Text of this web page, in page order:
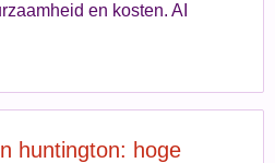
en kosten. AI
huntington: hoge